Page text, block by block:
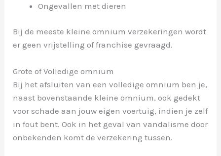
Ongevallen met dieren
Bij de meeste kleine omnium verzekeringen wordt
er geen vrijstelling of franchise gevraagd.
Grote of Volledige omnium
Bij het afsluiten van een volledige omnium ben je,
naast bovenstaande kleine omnium, ook gedekt
voor schade aan jouw eigen voertuig, indien je zelf
in fout bent. Ook in het geval van vandalisme door
onbekenden komt de verzekering tussen.